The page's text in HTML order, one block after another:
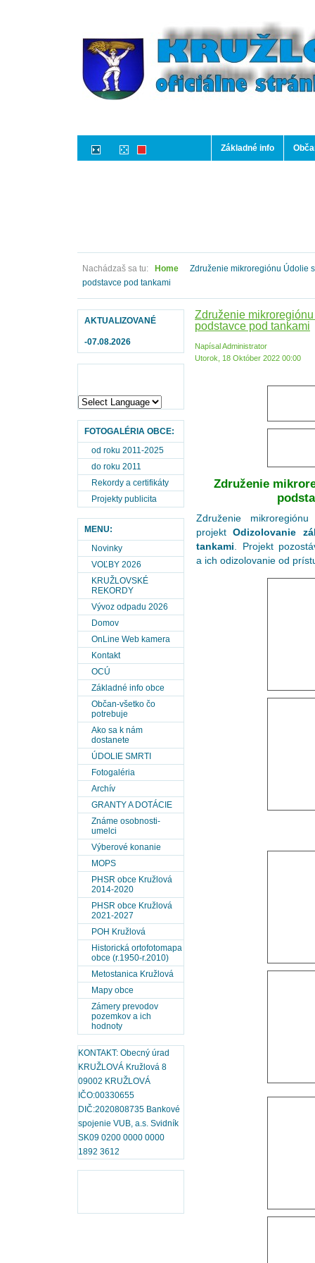
Základné info
Nachádzaš sa tu: Home
Združenie mikroregiónu Údolie
podstavce pod tankami
AKTUALIZOVANÉ
-07.08.2026
FOTOGALÉRIA OBCE:
od roku 2011-2025
do roku 2011
Rekordy a certifikáty
Projekty publicita
MENU:
Novinky
VOĽBY 2026
KRUŽLOVSKÉ
REKORDY
Vývoz odpadu 2026
Domov
OnLine Web kamera
Kontakt
OCÚ
Základné info obce
Občan-všetko čo
potrebuje
Ako sa k nám
dostanete
ÚDOLIE SMRTI
Fotogaléria
Archív
GRANTY A DOTÁCIE
Známe osobnosti-
umelci
Výberové konanie
MOPS
PHSR obce Kružlová
2014-2020
PHSR obce Kružlová
2021-2027
POH Kružlová
Historická ortofotomapa
obce (r.1950-r.2010)
Metostanica Kružlová
Mapy obce
Zámery prevodov
pozemkov a ich
hodnoty
KONTAKT: Obecný úrad
KRUŽLOVÁ Kružlová 8
09002 KRUŽLOVÁ
IČO:00330655
DIČ:2020808735 Bankové
spojenie VUB, a.s. Svidník
SK09 0200 0000 0000
1892 3612
Združenie
podstavce pod tankami
Napísal Administrator
Utorok, 18 Október 2022 00:00
Združenie
Združenie
projektOdizolovanie
tankami. Projekt
a ich odizolovanie od